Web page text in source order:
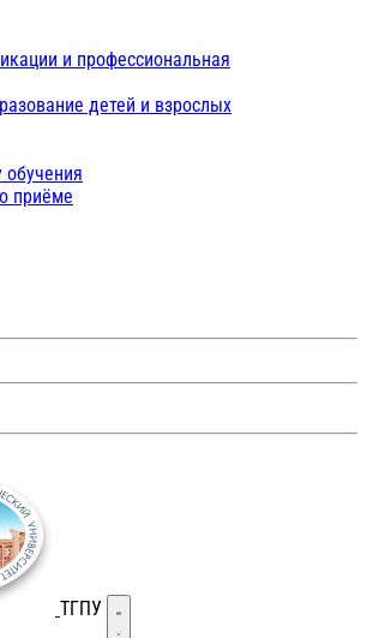
и профессиональная
детей и взрослых
приёме
ТГПУ Открыть меню